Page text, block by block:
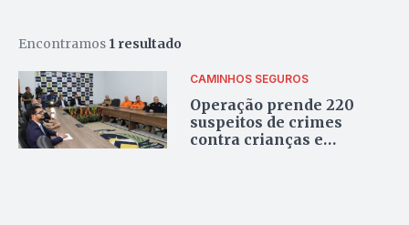
Encontramos 1 resultado
CAMINHOS SEGUROS
Operação prende 220
suspeitos de crimes
contra crianças e